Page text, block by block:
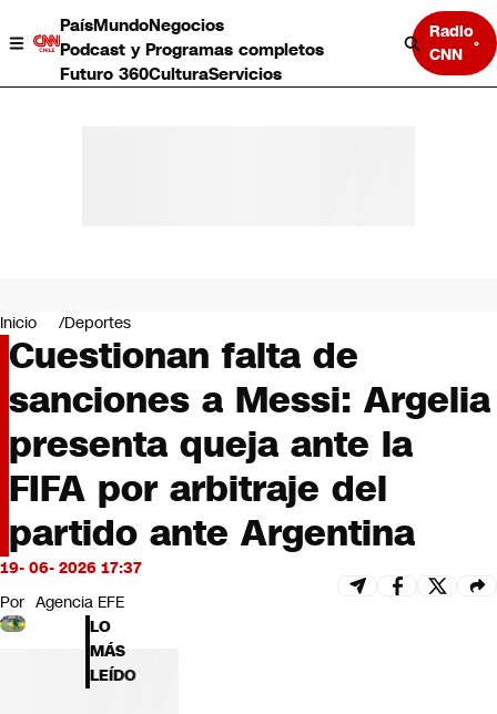
PaísMundoNegocios
Podcast y Programas completos
Futuro 360CulturaServicios
Radio
CNN
Negocios
Deportes
Programas completos
Cultura
Servicios
Bits
CNN tiempo
Futuro 360
Opinión
Inicio Deportes
Cuestionan falta de
sanciones a Messi: Argelia
presenta queja ante la
FIFA por arbitraje del
partido ante Argentina
19- 06- 2026 17:37
Por Agencia EFE
LO
MÁS
LEÍDO